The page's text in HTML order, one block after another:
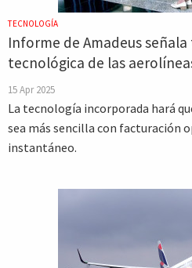
TECNOLOGÍA
Informe de Amadeus
tecnológica de las
15 Apr 2025
La tecnología incorporada hará
sea más sencilla con facturación
instantáneo.